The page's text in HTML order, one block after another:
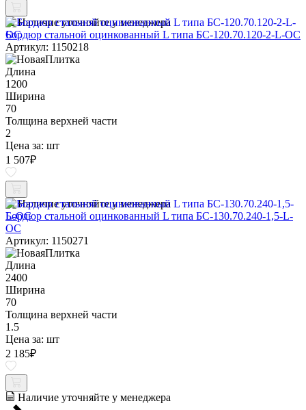
Наличие уточняйте у менеджера
Бордюр стальной оцинкованный L типа БС-120.70.120-2-L-ОС
Артикул: 1150218
Длина
1200
Ширина
70
Толщина верхней части
2
Цена за: шт
1 507₽
Наличие уточняйте у менеджера
Бордюр стальной оцинкованный L типа БС-130.70.240-1,5-L-
ОС
Артикул: 1150271
Длина
2400
Ширина
70
Толщина верхней части
1.5
Цена за: шт
2 185₽
Наличие уточняйте у менеджера